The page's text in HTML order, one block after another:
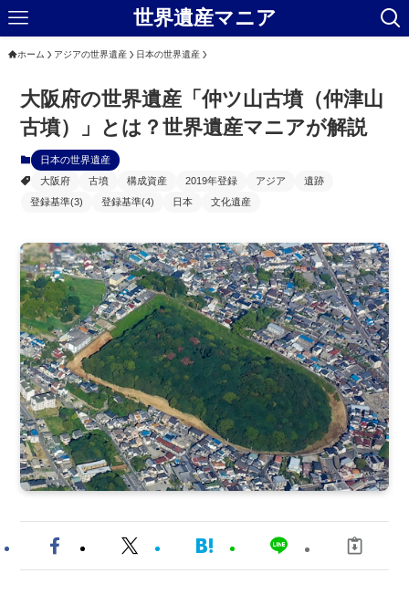
世界遺産マニア
ホーム アジアの世界遺産 日本の世界遺産
大阪府の世界遺産「仲ツ山古墳（仲津山
古墳）」とは？世界遺産マニアが解説
日本の世界遺産
大阪府
古墳 構成資産 2019年登録 アジア
遺跡
登録基準(3)
登録基準(4) 日本 文化遺産